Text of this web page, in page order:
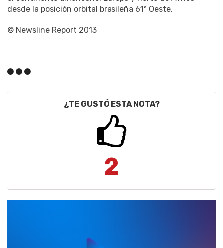
desde la posición orbital brasileña 61º Oeste.
© Newsline Report 2013
¿TE GUSTÓ ESTA NOTA?
2